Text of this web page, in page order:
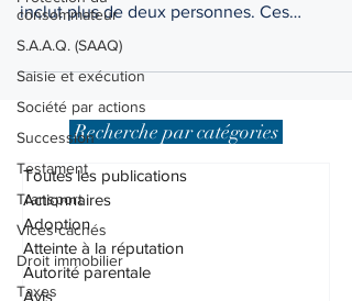
consommateur
S.A.A.Q. (SAAQ)
Saisie et exécution
Société par actions
Succession
Testament
Transport
Vices cachés
Droit immobilier
Taxes
parler d’une forme de vie amoureuse qui
inclut plus de deux personnes. Ces
personnes partagent...
Recherche par catégories
Toutes les publications
Actionnaires
Adoption
Atteinte à la réputation